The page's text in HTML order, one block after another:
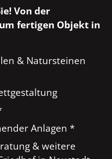
Von der
fertigen Objekt in
& Natursteinen
Anlagen *
& weitere